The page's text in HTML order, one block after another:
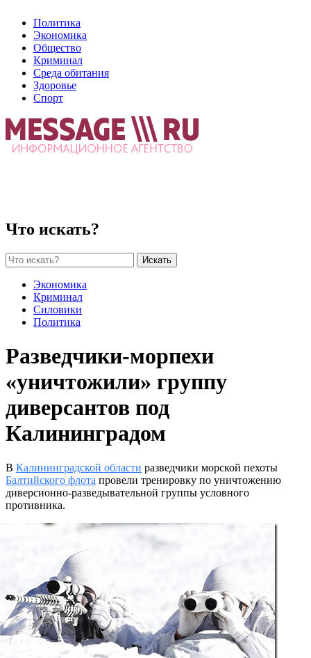
Политика
Экономика
Общество
Криминал
Среда обитания
Здоровье
Спорт
Что искать?
Искать
Экономика
Криминал
Силовики
Политика
Разведчики-морпехи
«уничтожили» группу
диверсантов под
Калининградом
В Калининградской области разведчики морской пехоты
Балтийского флота провели тренировку по уничтожению
диверсионно-разведывательной группы условного
противника.